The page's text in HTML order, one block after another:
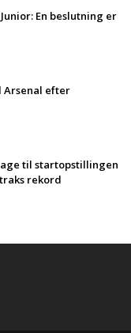
En beslutning er
Arsenal efter
til startopstillingen
rekord